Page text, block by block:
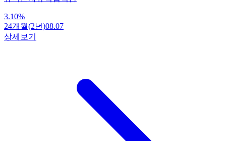
3.10%
24개월(2년)08.07
상세보기